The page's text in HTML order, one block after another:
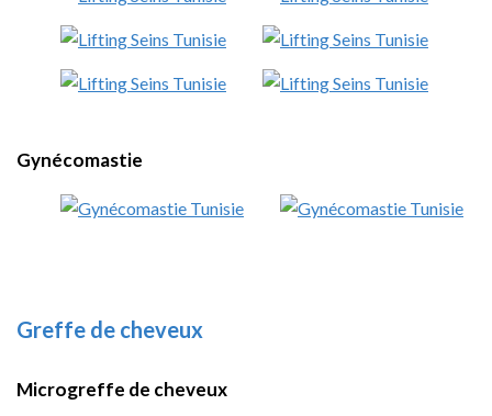
Gynécomastie
Greffe de cheveux
Microgreffe de cheveux